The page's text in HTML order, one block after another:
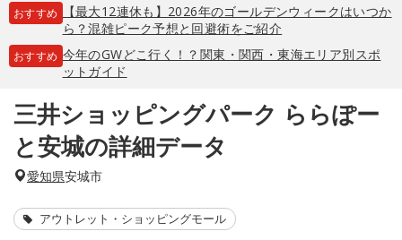
おすすめ
【最大12連休も】2026年のゴールデンウィークはいつか
ら？混雑ピーク予想と回避術をご紹介
おすすめ 今年のGWどこ行く！？関東・関西・東海エリア別スポ
ットガイド
三井ショッピングパーク ららぽー
と安城の詳細データ
愛知県安城市
アウトレット・ショッピングモール